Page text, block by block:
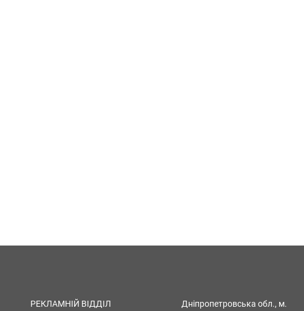
РЕКЛАМНІЙ ВІДДІЛ
Дніпропетровська обл., м.